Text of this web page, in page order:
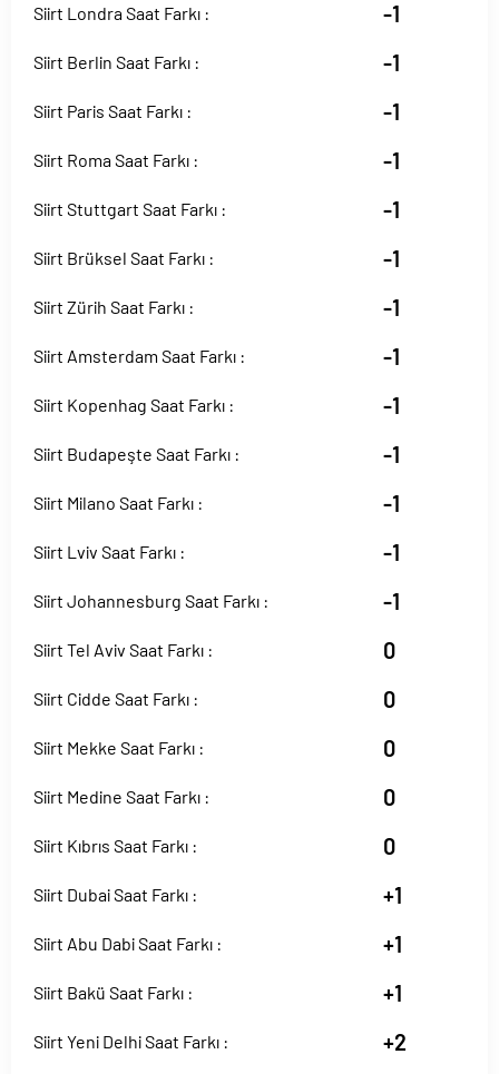
Siirt Londra Saat Farkı : -1
Siirt Berlin Saat Farkı : -1
Siirt Paris Saat Farkı : -1
Siirt Roma Saat Farkı : -1
Siirt Stuttgart Saat Farkı : -1
Siirt Brüksel Saat Farkı : -1
Siirt Zürih Saat Farkı : -1
Siirt Amsterdam Saat Farkı : -1
Siirt Kopenhag Saat Farkı : -1
Siirt Budapeşte Saat Farkı : -1
Siirt Milano Saat Farkı : -1
Siirt Lviv Saat Farkı : -1
Siirt Johannesburg Saat Farkı : -1
Siirt Tel Aviv Saat Farkı : 0
Siirt Cidde Saat Farkı : 0
Siirt Mekke Saat Farkı : 0
Siirt Medine Saat Farkı : 0
Siirt Kıbrıs Saat Farkı : 0
Siirt Dubai Saat Farkı : +1
Siirt Abu Dabi Saat Farkı : +1
Siirt Bakü Saat Farkı : +1
Siirt Yeni Delhi Saat Farkı : +2